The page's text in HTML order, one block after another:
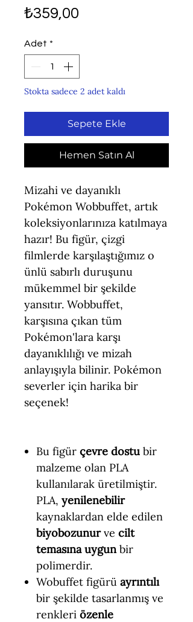
₺359,00
Adet *
Stokta sadece 2 adet kaldı
Sepete Ekle
Hemen Satın Al
Mizahi ve dayanıklı
Pokémon Wobbuffet, artık
koleksiyonlarınıza katılmaya
hazır! Bu figür, çizgi
filmlerde karşılaştığımız o
ünlü sabırlı duruşunu
mükemmel bir şekilde
yansıtır. Wobbuffet,
karşısına çıkan tüm
Pokémon'lara karşı
dayanıklılığı ve mizah
anlayışıyla bilinir. Pokémon
severler için harika bir
seçenek!
Bu figür çevre dostu bir
malzeme olan PLA
kullanılarak üretilmiştir.
PLA, yenilenebilir
kaynaklardan elde edilen
biyobozunurve cilt
temasına uygunbir
polimerdir.
Wobuffet figürü ayrıntılı
bir şekilde tasarlanmış ve
renkleri özenle